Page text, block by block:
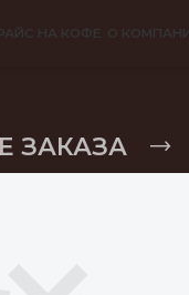
НА КОФЕ О
ЗАКАЗА